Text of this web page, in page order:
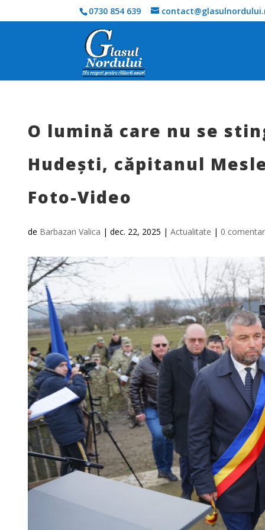
0730 854 639
O lumină care nu se
Hudești, căpitanul
Foto-Video
de Barbazan Valica |dec. 22, 2025 |Actualitate | 0